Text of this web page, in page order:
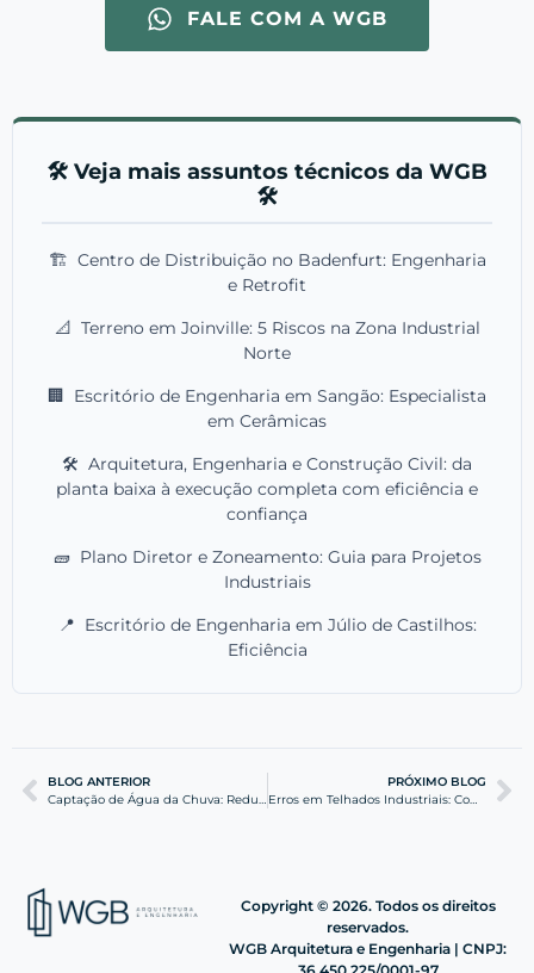
FALE COM A WGB
🛠️ Veja mais assuntos técnicos da WGB
🛠️
🏗️ Centro de Distribuição no Badenfurt: Engenharia
e Retrofit
📐 Terreno em Joinville: 5 Riscos na Zona Industrial
Norte
🏢 Escritório de Engenharia em Sangão: Especialista
em Cerâmicas
🛠️ Arquitetura, Engenharia e Construção Civil: da
planta baixa à execução completa com eficiência e
confiança
🧱 Plano Diretor e Zoneamento: Guia para Projetos
Industriais
📍 Escritório de Engenharia em Júlio de Castilhos:
Eficiência
BLOG ANTERIOR
Captação de Água da Chuva: Reduza Custos na sua Indústria
PRÓXIMO BLOG
Erros em Telhados Industriais: Como Evitar Falhas na Chuva
Copyright © 2026. Todos os direitos
reservados.
WGB Arquitetura e Engenharia | CNPJ: